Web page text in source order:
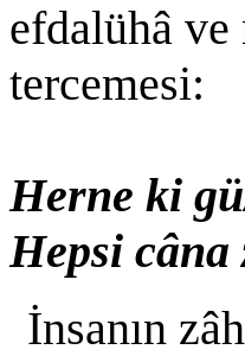
efdalühâ
tercemesi:
Herne ki
Hepsi
İnsanın